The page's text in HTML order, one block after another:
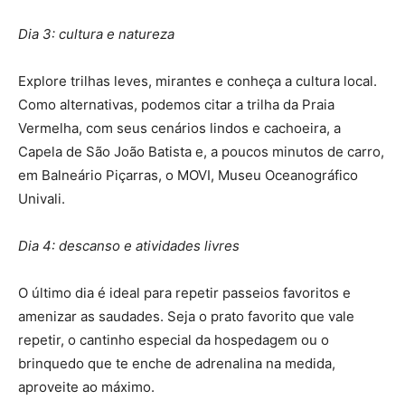
Dia 3: cultura e natureza
Explore trilhas leves, mirantes e conheça a cultura local.
Como alternativas, podemos citar a trilha da Praia
Vermelha, com seus cenários lindos e cachoeira, a
Capela de São João Batista e, a poucos minutos de carro,
em Balneário Piçarras, o MOVI, Museu Oceanográfico
Univali.
Dia 4: descanso e atividades livres
O último dia é ideal para repetir passeios favoritos e
amenizar as saudades. Seja o prato favorito que vale
repetir, o cantinho especial da hospedagem ou o
brinquedo que te enche de adrenalina na medida,
aproveite ao máximo.